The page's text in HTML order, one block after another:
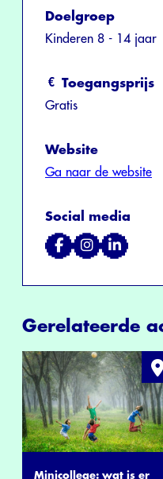
Doelgroep
Kinderen 8 - 14 jaar
Toegangsprijs
Gratis
Website
Ga naar de website
Social media
Gerelateerde
Minicollege: wat is er